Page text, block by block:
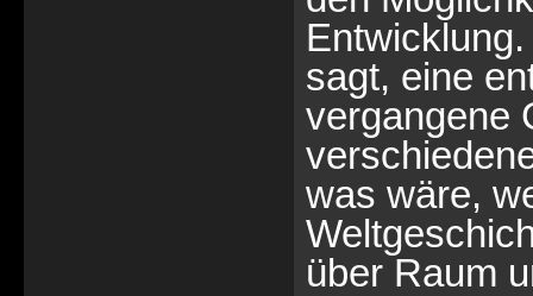
sagt, eine
vergangene
was wäre,
über Raum